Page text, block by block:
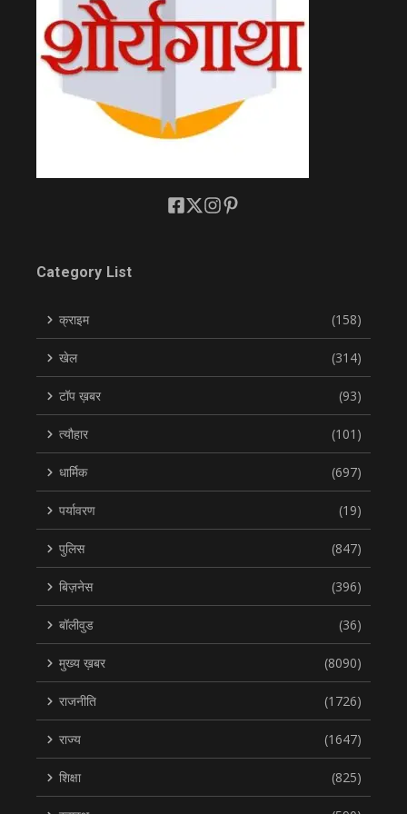
Category List
क्राइम (158)
खेल (314)
टॉप ख़बर (93)
त्यौहार (101)
धार्मिक (697)
पर्यावरण (19)
पुलिस (847)
बिज़नेस (396)
बॉलीवुड (36)
मुख्य ख़बर (8090)
राजनीति (1726)
राज्य (1647)
शिक्षा (825)